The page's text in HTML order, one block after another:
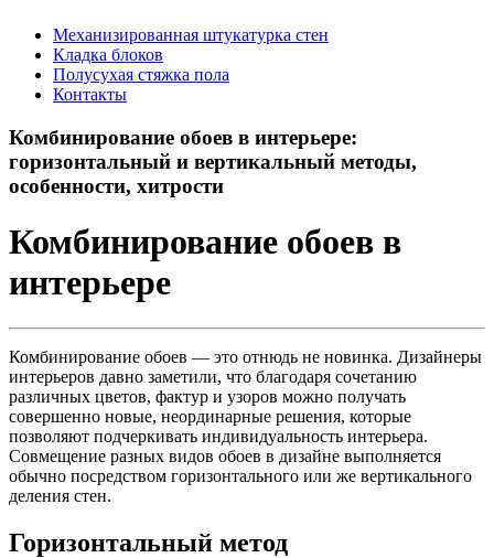
Механизированная штукатурка стен
Кладка блоков
Полусухая стяжка пола
Контакты
Комбинирование обоев в интерьере:
горизонтальный и вертикальный методы,
особенности, хитрости
Комбинирование обоев в
интерьере
Комбинирование обоев — это отнюдь не новинка. Дизайнеры
интерьеров давно заметили, что благодаря сочетанию
различных цветов, фактур и узоров можно получать
совершенно новые, неординарные решения, которые
позволяют подчеркивать индивидуальность интерьера.
Совмещение разных видов обоев в дизайне выполняется
обычно посредством горизонтального или же вертикального
деления стен.
Горизонтальный метод